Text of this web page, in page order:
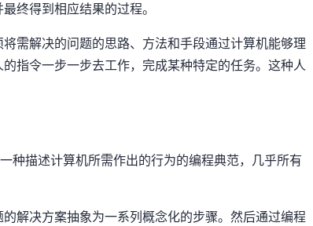
终得到相应结果的过程。
需解决的问题的思路、方法和手段通过计算机能够理
指令一步一步去工作，完成某种特定的任务。这种人
描述计算机所需作出的行为的编程典范，几乎所有
解决方案抽象为一系列概念化的步骤。然后通过编程